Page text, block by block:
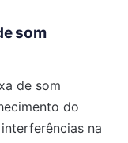
som
de som
do
na